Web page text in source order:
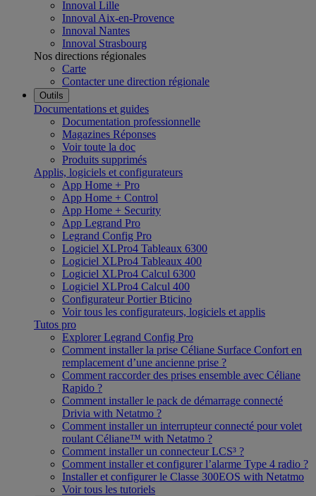
Innoval Lille
Innoval Aix-en-Provence
Innoval Nantes
Innoval Strasbourg
Nos directions régionales
Carte
Contacter une direction régionale
Outils
Documentations et guides
Documentation professionnelle
Magazines Réponses
Voir toute la doc
Produits supprimés
Applis, logiciels et configurateurs
App Home + Pro
App Home + Control
App Home + Security
App Legrand Pro
Legrand Config Pro
Logiciel XLPro4 Tableaux 6300
Logiciel XLPro4 Tableaux 400
Logiciel XLPro4 Calcul 6300
Logiciel XLPro4 Calcul 400
Configurateur Portier Bticino
Voir tous les configurateurs, logiciels et applis
Tutos pro
Explorer Legrand Config Pro
Comment installer la prise Céliane Surface Confort en
remplacement d’une ancienne prise ?
Comment raccorder des prises ensemble avec Céliane
Rapido ?
Comment installer le pack de démarrage connecté
Drivia with Netatmo ?
Comment installer un interrupteur connecté pour volet
roulant Céliane™ with Netatmo ?
Comment installer un connecteur LCS³ ?
Comment installer et configurer l’alarme Type 4 radio ?
Installer et configurer le Classe 300EOS with Netatmo
Voir tous les tutoriels